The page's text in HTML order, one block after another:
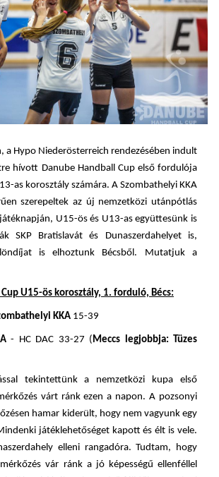
a Hypo Niederösterreich rendezésében indult
hívott Danube Handball Cup első fordulója
as korosztály számára. A Szombathelyi KKA
szerepeltek az új nemzetközi utánpótlás
U15-ös és U13-as együttesünk is
SKP Bratislavát és Dunaszerdahelyet is,
is elhoztunk Bécsből. Mutatjuk a
U15-ös korosztály, 1. forduló, Bécs:
KKA 15-39
- HC DAC 33-27 (Meccs legjobbja: Tüzes
tekintettünk a nemzetközi kupa első
várt ránk ezen a napon. A pozsonyi
hamar kiderült, hogy nem vagyunk egy
játéklehetőséget kapott és élt is vele.
elleni rangadóra. Tudtam, hogy
vár ránk a jó képességű ellenféllel